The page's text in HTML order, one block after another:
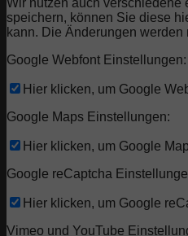
Wir nutzen auch verschiedene
speichern, können Sie diese
kann. Die Änderungen
Google Webfont Einstellungen:
Hier klicken, um Google
Google Maps Einstellungen:
Hier klicken, um Google
Google reCaptcha
Hier klicken, um Google
Vimeo und YouTube